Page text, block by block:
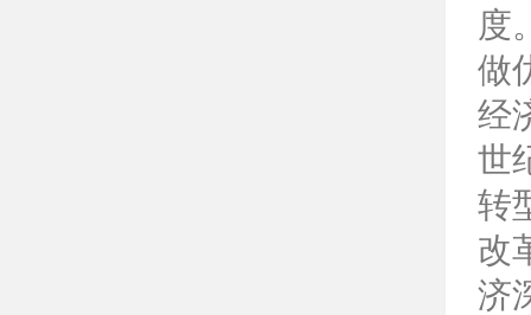
度
做
经
世
转
改
济